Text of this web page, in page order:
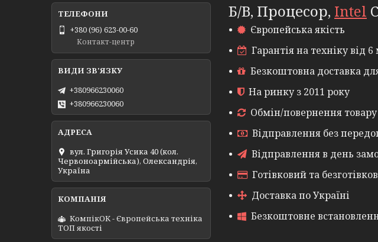
Б/В, Процесор, Intel
Європейська якість
Гарантія на техніку від 6
Безкоштовна доставка
На ринку з 2011 року
Обмін/повернення
Відправлення без
Відправлення в день
Готівковий та
Доставка по Україні
Безкоштовне
+380 (96) 623-00-60
Контакт-центр
+380966230060
+380966230060
вул. Григорія Усика 40 (кол.
Червоноармійська), Олександрія,
Україна
КомпікОК - Європейська техніка
ТОП якості